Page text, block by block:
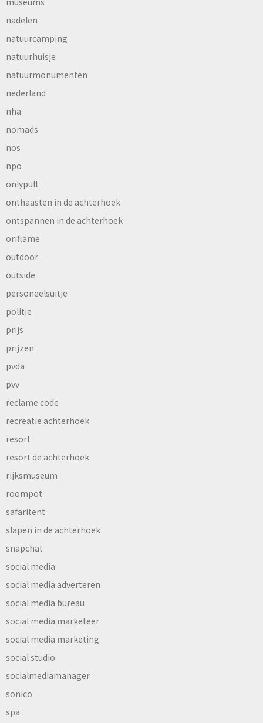
nadelen
natuurcamping
natuurhuisje
natuurmonumenten
nederland
nha
nomads
nos
npo
onlypult
onthaasten in de achterhoek
ontspannen in de achterhoek
oriflame
outdoor
outside
personeelsuitje
politie
prijs
prijzen
pvda
pvv
reclame code
recreatie achterhoek
resort
resort de achterhoek
rijksmuseum
roompot
safaritent
slapen in de achterhoek
snapchat
social media
social media adverteren
social media bureau
social media marketeer
social media marketing
social studio
socialmediamanager
sonico
spa